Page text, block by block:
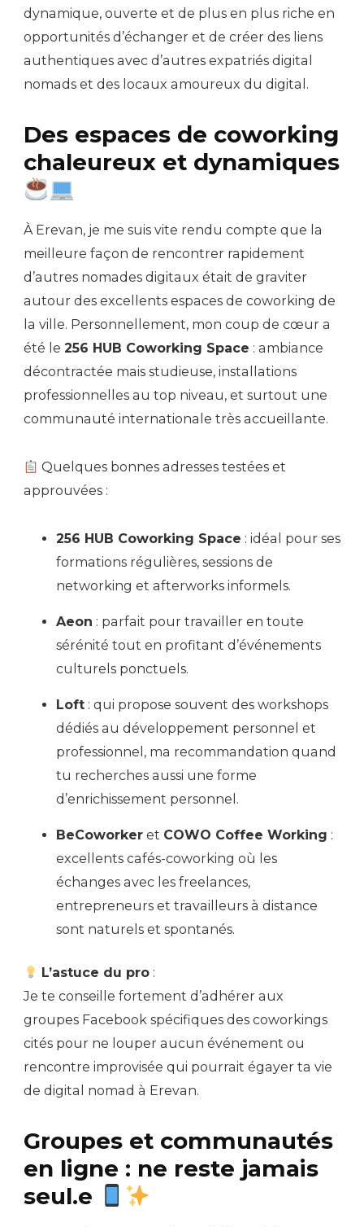
dynamique, ouverte et de plus en plus riche en
opportunités d’échanger et de créer des liens
authentiques avec d’autres expatriés digital
nomads et des locaux amoureux du digital.
Des espaces de coworking
chaleureux et dynamiques
À Erevan, je me suis vite rendu compte que la
meilleure façon de rencontrer rapidement
d’autres nomades digitaux était de graviter
autour des excellents espaces de coworking de
la ville. Personnellement, mon coup de cœur a
été le 256 HUB Coworking Space : ambiance
décontractée mais studieuse, installations
professionnelles au top niveau, et surtout une
communauté internationale très accueillante.
Quelques bonnes adresses testées et
approuvées :
256 HUB Coworking Space : idéal pour ses
formations régulières, sessions de
networking et afterworks informels.
Aeon : parfait pour travailler en toute
sérénité tout en profitant d’événements
culturels ponctuels.
Loft : qui propose souvent des workshops
dédiés au développement personnel et
professionnel, ma recommandation quand
tu recherches aussi une forme
d’enrichissement personnel.
BeCoworker et COWO Coffee Working :
excellents cafés-coworking où les
échanges avec les freelances,
entrepreneurs et travailleurs à distance
sont naturels et spontanés.
L’astuce du pro :
Je te conseille fortement d’adhérer aux
groupes Facebook spécifiques des coworkings
cités pour ne louper aucun événement ou
rencontre improvisée qui pourrait égayer ta vie
de digital nomad à Erevan.
Groupes et communautés
en ligne : ne reste jamais
seul.e